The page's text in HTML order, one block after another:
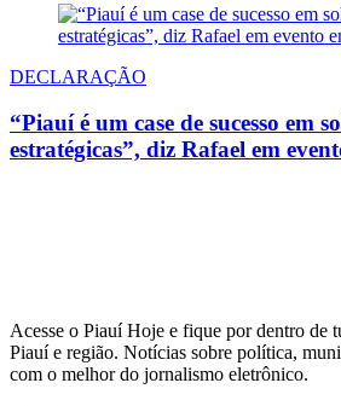
DECLARAÇÃO
“Piauí é um case de sucesso em
estratégicas”, diz Rafael em
Acesse o Piauí Hoje e fique por dentro de
Piauí e região. Notícias sobre política,
com o melhor do jornalismo eletrônico.